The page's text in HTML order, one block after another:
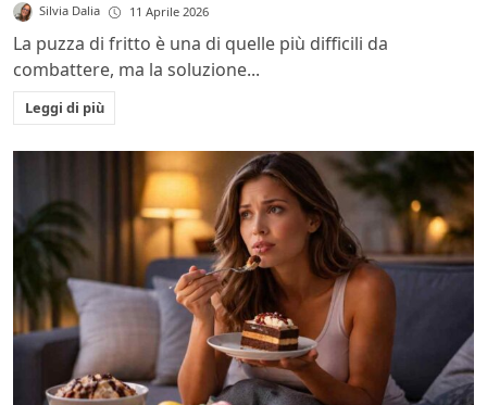
Silvia Dalia 11 Aprile 2026
La puzza di fritto è una di quelle più difficili da
combattere, ma la soluzione...
Leggi di più